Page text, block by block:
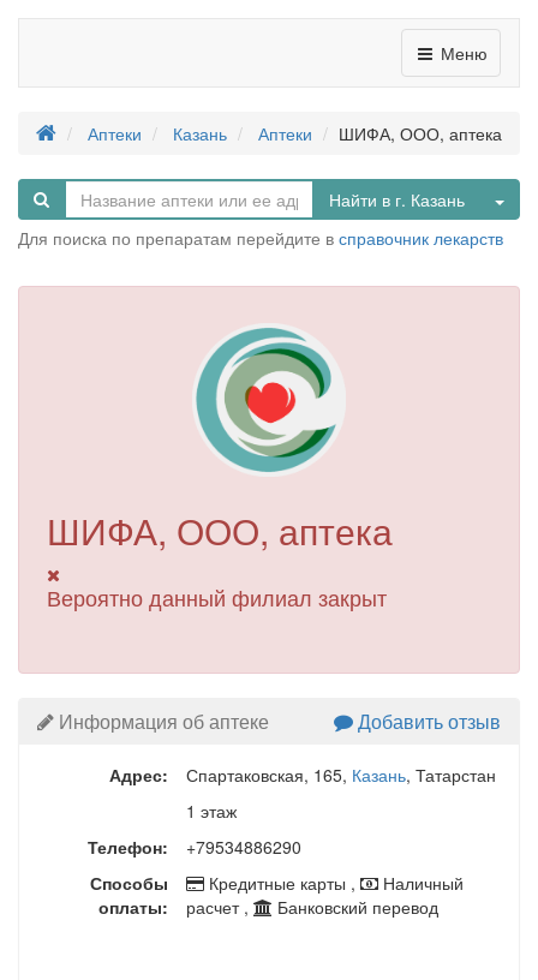
Меню
Аптеки Казань Аптеки ШИФА, ООО, аптека
Найти в г. Казань
Для поиска по препаратам перейдите в справочник лекарств
ШИФА, ООО, аптека
Вероятно данный филиал закрыт
Информация об аптеке Добавить отзыв
Адрес: Спартаковская, 165, Казань, Татарстан
1 этаж
Телефон:
+79534886290
Способы
оплаты:
Кредитные карты ,
Наличный
расчет ,
Банковский перевод